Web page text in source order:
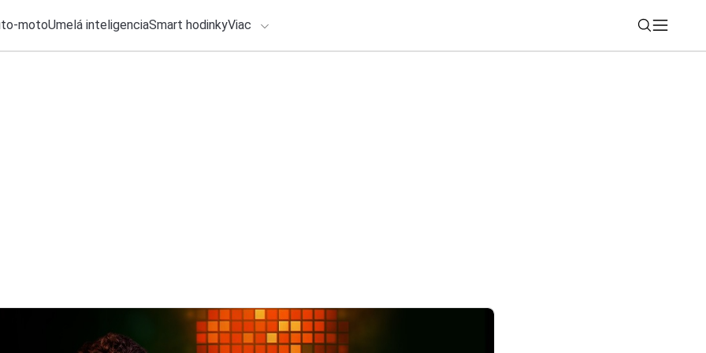
motoUmelá inteligenciaSmart hodinkyViac